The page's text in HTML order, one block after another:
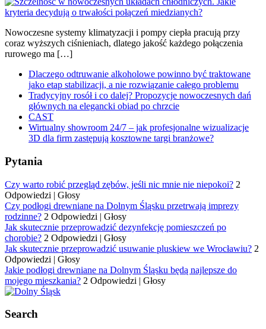
Nowoczesne systemy klimatyzacji i pompy ciepła pracują przy
coraz wyższych ciśnieniach, dlatego jakość każdego połączenia
rurowego ma […]
Dlaczego odtruwanie alkoholowe powinno być traktowane
jako etap stabilizacji, a nie rozwiązanie całego problemu
Tradycyjny rosół i co dalej? Propozycje nowoczesnych dań
głównych na elegancki obiad po chrzcie
CAST
Wirtualny showroom 24/7 – jak profesjonalne wizualizacje
3D dla firm zastępują kosztowne targi branżowe?
Pytania
Czy warto robić przegląd zębów, jeśli nic mnie nie niepokoi? 2
Odpowiedzi | Głosy
Czy podłogi drewniane na Dolnym Śląsku przetrwają imprezy
rodzinne? 2 Odpowiedzi | Głosy
Jak skutecznie przeprowadzić dezynfekcję pomieszczeń po
chorobie? 2 Odpowiedzi | Głosy
Jak skutecznie przeprowadzić usuwanie pluskiew we Wrocławiu? 2
Odpowiedzi | Głosy
Jakie podłogi drewniane na Dolnym Śląsku będą najlepsze do
mojego mieszkania? 2 Odpowiedzi | Głosy
Search